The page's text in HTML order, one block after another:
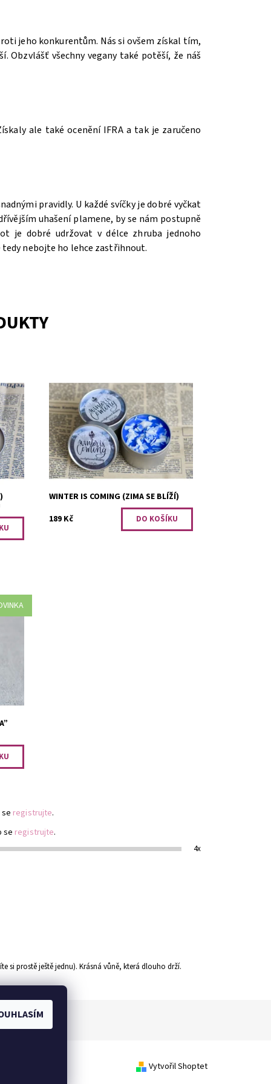
jeho konkurentům. Nás si ovšem získal tím,
Obzvlášť všechny vegany také potěší, že náš
ale také ocenění IFRA a tak je zaručeno
pravidly. U každé svíčky je dobré vyčkat
uhašení plamene, by se nám postupně
je dobré udržovat v délce zhruba jednoho
nebojte ho lehce zastřihnout.
Vůně eukalyptu a borůvek. Svíčka
plná ledových ker... to tu ještě nebylo.
Dostupnost:
Skladem 2
Kód:
171211
WINTER IS COMING (ZIMA SE BLÍŽÍ)
189 Kč
registrujte.
se registrujte.
4x
si prostě ještě jednu). Krásná vůně, která dlouho drží.
Vytvořil Shoptet